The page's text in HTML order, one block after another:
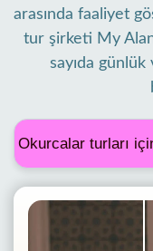
arasında faaliyet
tur şirketi My
sayıda günlük